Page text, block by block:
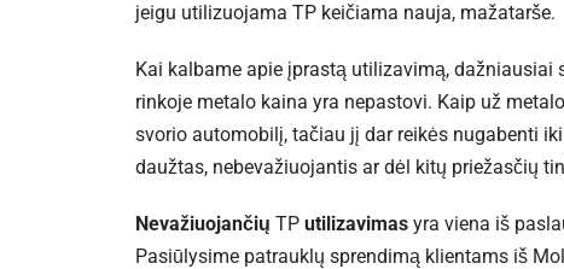
jeigu utilizuojama TP keičiama nauja, mažatarše.
Kai kalbame apie įprastą utilizavimą,
rinkoje metalo kaina yra nepastovi. Kaip už
svorio automobilį, tačiau jį dar reikės nugabenti
daužtas, nebevažiuojantis ar dėl kitų priežasčių
Nevažiuojančių TP utilizavimas yra viena iš
Pasiūlysime patrauklų sprendimą klientams iš